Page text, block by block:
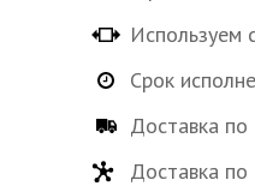
Используем
Срок
Доставка
Доставка